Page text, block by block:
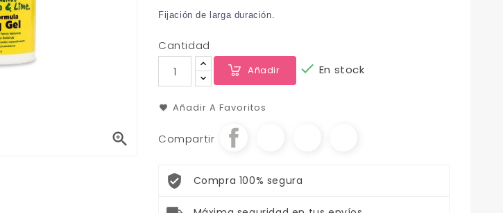

Fijación de larga duración.
Cantidad
Añadir  En stock
Añadir A Favoritos
Compartir
Compra 100% segura